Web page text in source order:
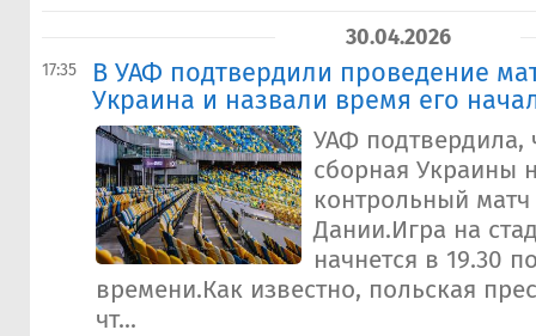
30.04.2026
17:35
В УАФ подтвердили проведение
Украина и назвали время его
УАФ подтвердила,
сборная Украины
контрольный
Дании.Игра на
начнется в 19.30
времени.Как известно, польская
чт...